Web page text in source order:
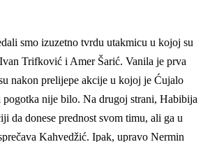
smo izuzetno tvrdu utakmicu u kojoj su
Trifković i Amer Šarić. Vanila je prva
nakon prelijepe akcije u kojoj je Ćujalo
pogotka nije bilo. Na drugoj strani, Habibija
da donese prednost svom timu, ali ga u
Kahvedžić. Ipak, upravo Nermin